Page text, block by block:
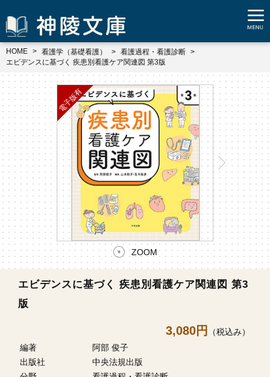
HOME 看護学（基礎看護）
看護過程・看護診断
エビデンスに基づく 疾患別看護ケア関連図 第3版
ZOOM
エビデンスに基づく 疾患別看護ケア関連図 第3
版
3,080円
（税込み）
編著
阿部 俊子
出版社
中央法規出版